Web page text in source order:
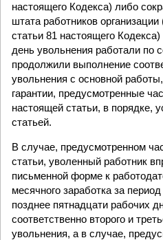
настоящего Кодекса) либо
штата работников организации
статьи 81 настоящего
день увольнения работали по
продолжили выполнение
увольнения с основной
гарантии, предусмотренные
настоящей статьи, в порядке,
статьей.
В случае, предусмотренном
статьи, уволенный работник
письменной форме к
месячного заработка за
позднее пятнадцати рабочих
соответственно второго и
увольнения, а в случае,